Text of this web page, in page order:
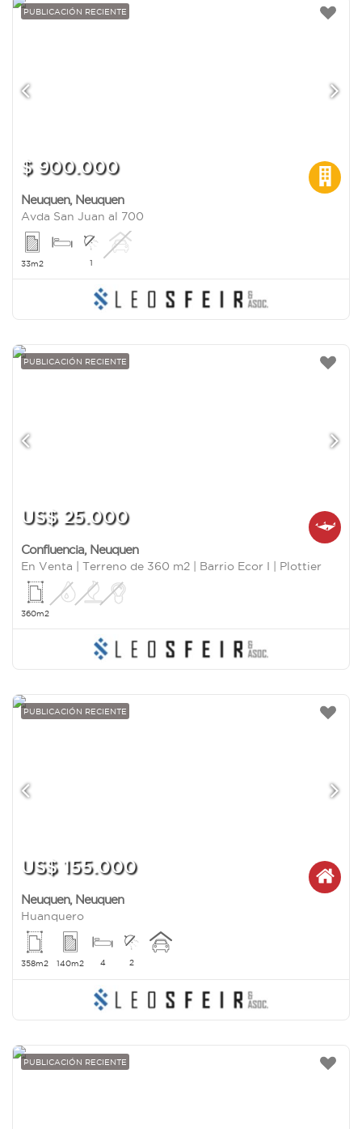
PUBLICACIÓN RECIENTE
$ 900.000
Neuquen, Neuquen
Avda San Juan al 700
33m2 1
PUBLICACIÓN RECIENTE
US$ 25.000
Confluencia, Neuquen
En Venta | Terreno de 360 m2 | Barrio Ecor I | Plottier
360m2
PUBLICACIÓN RECIENTE
US$ 155.000
Neuquen, Neuquen
Huanquero
358m2 140m2 4 2
PUBLICACIÓN RECIENTE